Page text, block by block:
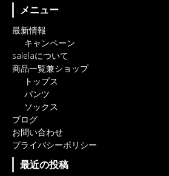
メニュー
最新情報
キャンペーン
salelaについて
商品一覧兼ショップ
トップス
パンツ
ソックス
ブログ
お問い合わせ
プライバシーポリシー
最近の投稿